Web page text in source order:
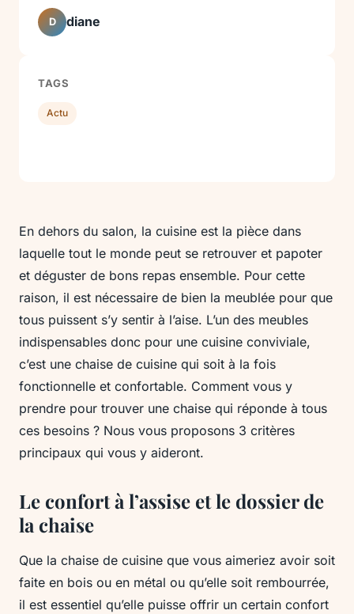
En dehors du salon, la cuisine est la pièce dans
laquelle tout le monde peut se retrouver et papoter
et déguster de bons repas ensemble. Pour cette
raison, il est nécessaire de bien la meublée pour que
tous puissent s’y sentir à l’aise. L’un des meubles
indispensables donc pour une cuisine conviviale,
c’est une chaise de cuisine qui soit à la fois
fonctionnelle et confortable. Comment vous y
prendre pour trouver une chaise qui réponde à tous
ces besoins ? Nous vous proposons 3 critères
principaux qui vous y aideront.
Le confort à l’assise et le dossier de
la chaise
Que la chaise de cuisine que vous aimeriez avoir soit
faite en bois ou en métal ou qu’elle soit rembourrée,
il est essentiel qu’elle puisse offrir un certain confort
D diane
TAGS
Actu